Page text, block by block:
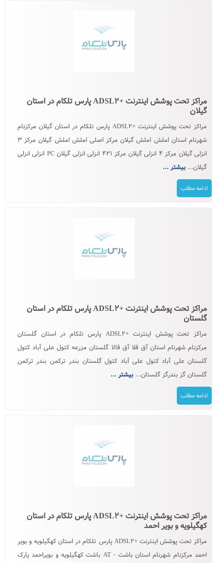
مراکز تحت پوشش اینترنت +ADSL۲ پارس تلکام در استان
گیلان
مراکز تحت پوشش اینترنت +ADSL۲ پارس تلکام در استان گیلان مرکزنام
شهرنام استان املش املش گیلان مرکز اصلی املش املش گیلان مرکز ۳
انزلی گیلان مرکز ۴ انزلی گیلان مرکز ۴۲۱ انزلی انزلی گیلان PC انزلی انزلی
گیلان... بیشتر ...
ادامه مطلب
مراکز تحت پوشش اینترنت +ADSL۲ پارس تلکام در استان
گلستان
مراکز تحت پوشش اینترنت +ADSL۲ پارس تلکام در استان گلستان
مرکزنام شهرنام استان آق قلا آق قالا گلستان مزرعه کتول علی آباد کتول
گلستان علی آباد کتول علی آباد کتول گلستان بندر ترکمن بندر ترکمن
گلستان گز بندرگز گلستان... بیشتر ...
ادامه مطلب
مراکز تحت پوشش اینترنت +ADSL۲ پارس تلکام در استان
کهگیلویه و بویر احمد
مراکز تحت پوشش اینترنت +ADSL۲ پارس تلکام در استان کهگیلویه و بویر
احمد مرکزنام شهرنام استان باشت - AT باشت کهگیلویه و بویراحمد پارک